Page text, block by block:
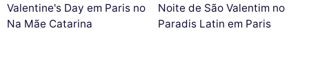
Valentine's Day em Paris no
Na Mãe Catarina
Noite de São Valentim no
Paradis Latin em Paris